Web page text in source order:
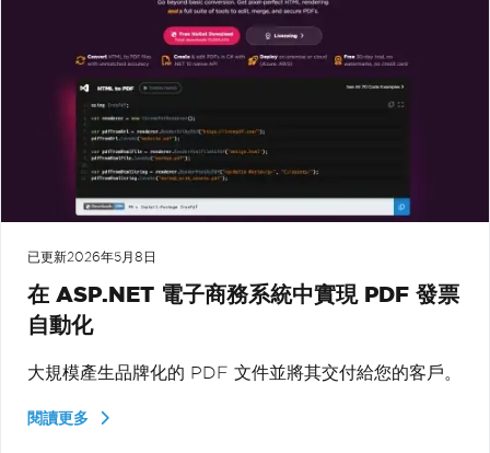
已更新2026年5月8日
在 ASP.NET 電子商務系統中實現 PDF 發票
自動化
大規模產生品牌化的 PDF 文件並將其交付給您的客戶。
閱讀更多